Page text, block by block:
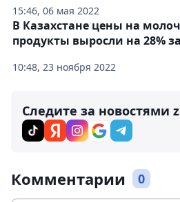
15:46, 06 мая 2022
10:48, 23 ноября 2022
В Казахстане цены на
продукты выросли на 28%
Следите за новостями
Комментарии 0